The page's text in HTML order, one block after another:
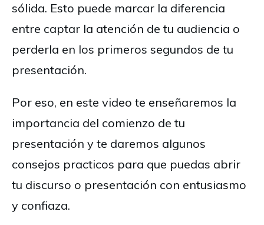
sólida. Esto puede marcar la diferencia
entre captar la atención de tu audiencia o
perderla en los primeros segundos de tu
presentación.
Por eso, en este video te enseñaremos la
importancia del comienzo de tu
presentación y te daremos algunos
consejos practicos para que puedas abrir
tu discurso o presentación con entusiasmo
y confiaza.